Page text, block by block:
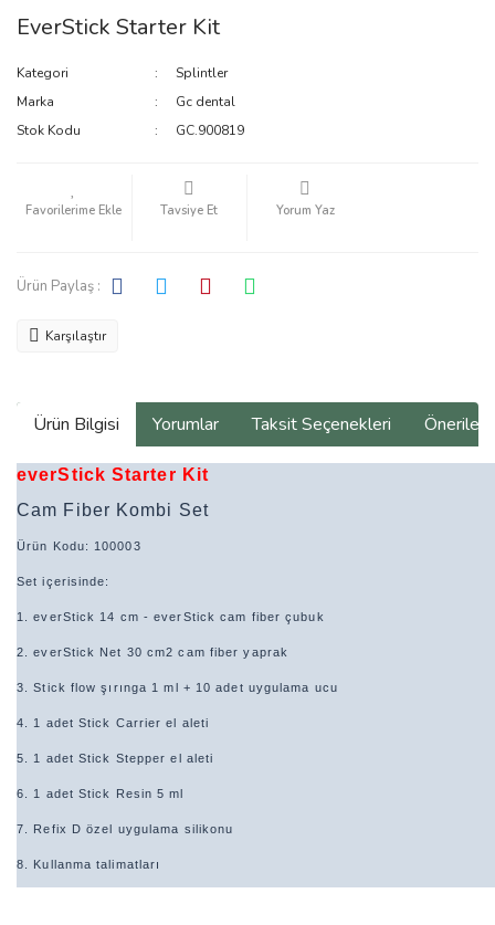
EverStick Starter Kit
Kategori
Splintler
Marka
Gc dental
Stok Kodu
GC.900819
Tavsiye Et Yorum Yaz
Ürün Paylaş :
Karşılaştır
Ürün Bilgisi Yorumlar Taksit Seçenekleri
everStick Starter Kit
Cam Fiber Kombi Set
Ürün Kodu: 100003
Set içerisinde:
1. everStick 14 cm - everStick cam fiber çubuk
2. everStick Net 30 cm2 cam fiber yaprak
3. Stick flow şırınga 1 ml + 10 adet uygulama ucu
4. 1 adet Stick Carrier el aleti
5. 1 adet Stick Stepper el aleti
6. 1 adet Stick Resin 5 ml
7. Refix D özel uygulama silikonu
8. Kullanma talimatları